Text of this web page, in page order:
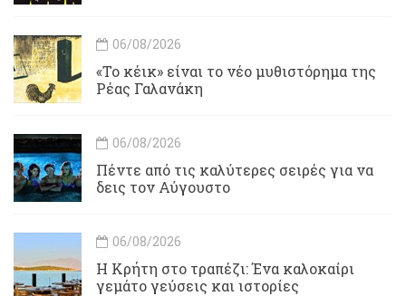
06/08/2026
«Το κέικ» είναι το νέο μυθιστόρημα της
Ρέας Γαλανάκη
06/08/2026
Πέντε από τις καλύτερες σειρές για να
δεις τον Αύγουστο
06/08/2026
Η Κρήτη στο τραπέζι: Ένα καλοκαίρι
γεμάτο γεύσεις και ιστορίες